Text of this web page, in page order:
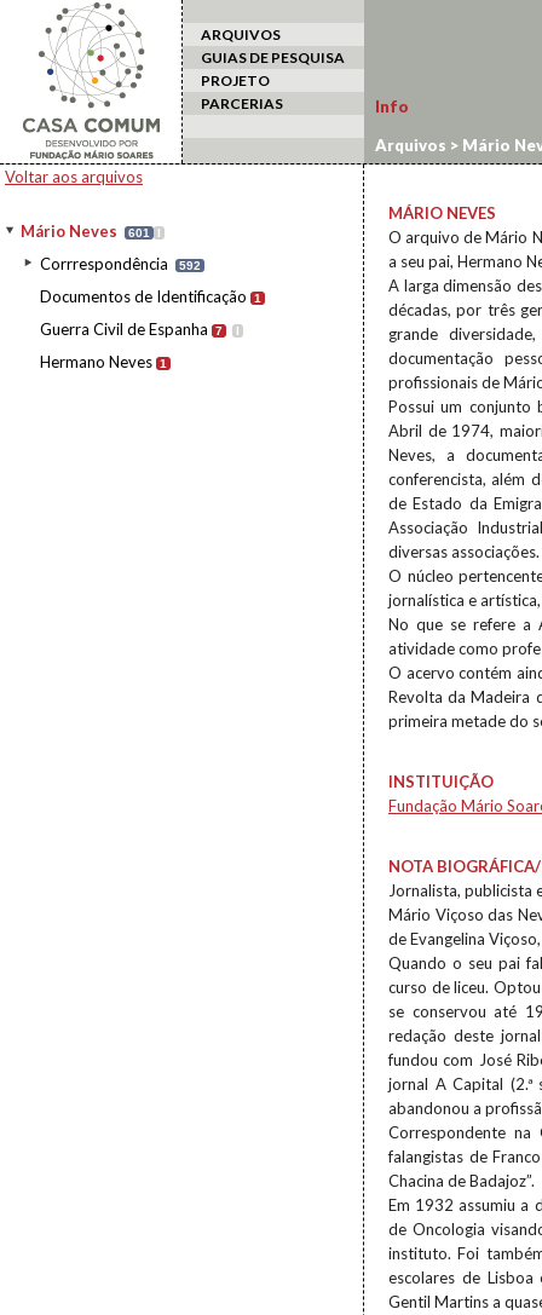
ARQUIVOS
GUIAS DE PESQUISA
PROJETO
PARCERIAS
Voltar aos arquivos
Mário Neves 601 I
Corrrespondência 592
Documentos de Identificação 1
Guerra Civil de Espanha 7 I
Hermano Neves 1
Info
Arquivos > Mário
MÁRIO NEVES
O arquivo de Mário
a seu pai, Hermano
A larga dimensão
décadas, por três
grande
documentação
profissionais de
Possui um conjunto
Abril de 1974,
Neves, a
conferencista, além
de Estado da
Associação
diversas associações.
O núcleo
jornalística e
No que se refere a
atividade como
O acervo contém
Revolta da Madeira
primeira metade do
INSTITUIÇÃO
Fundação Mário
NOTA
Jornalista, publicista
Mário Viçoso das
de Evangelina
Quando o seu pai
curso de liceu.
se conservou até
redação deste
fundou com José
jornal A Capital
abandonou a
Correspondente na
falangistas de
Chacina de Badajoz”.
Em 1932 assumiu a
de Oncologia
instituto. Foi
escolares de
Gentil Martins a